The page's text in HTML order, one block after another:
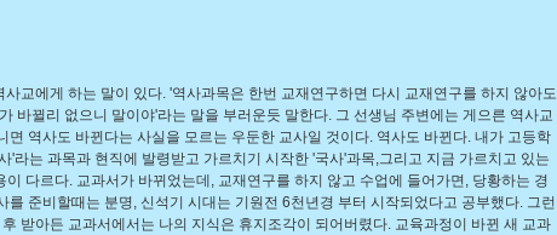
사교에게 하는 말이 있다. '역사과목은 한번 교재연구하면 다시 교재연구를 하지 않아도
바뀔리 없으니 말이야'라는 말을 부러운듯 말한다. 그 선생님 주변에는 게으른 역사교
면 역사도 바뀐다는 사실을 모르는 우둔한 교사일 것이다. 역사도 바뀐다. 내가 고등학
'라는 과목과 현직에 발령받고 가르치기 시작한 '국사'과목,그리고 지금 가르치고 있는
이 다르다. 교과서가 바뀌었는데, 교재연구를 하지 않고 수업에 들어가면, 당황하는 경
를 준비할때는 분명, 신석기 시대는 기원전 6천년경 부터 시작되었다고 공부했다. 그런
받아든 교과서에서는 나의 지식은 휴지조각이 되어버렸다. 교육과정이 바뀐 새 교과